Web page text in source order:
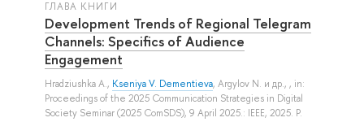
ГЛАВА КНИГИ
Development Trends of Regional Telegram
Channels: Specifics of Audience
Engagement
Hradziushka A., Kseniya V. Dementieva, Argylov N. и др., , in:
Proceedings of the 2025 Communication Strategies in Digital
Society Seminar (2025 ComSDS), 9 April 2025.: IEEE, 2025. P.